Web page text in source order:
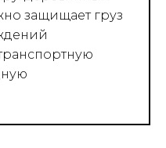
защищает груз